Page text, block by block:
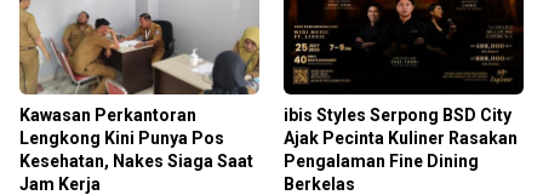
Kawasan Perkantoran
Lengkong Kini Punya Pos
Kesehatan, Nakes Siaga Saat
Jam Kerja
ibis Styles Serpong BSD City
Ajak Pecinta Kuliner Rasakan
Pengalaman Fine Dining
Berkelas